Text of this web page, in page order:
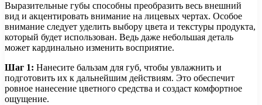
Выразительные губы способны преобразить весь внешний
вид и акцентировать внимание на лицевых чертах. Особое
внимание следует уделить выбору цвета и текстуры продукта,
который будет использован. Ведь даже небольшая деталь
может кардинально изменить восприятие.
Шаг 1: Нанесите бальзам для губ, чтобы увлажнить и
подготовить их к дальнейшим действиям. Это обеспечит
ровное нанесение цветного средства и создаст комфортное
ощущение.